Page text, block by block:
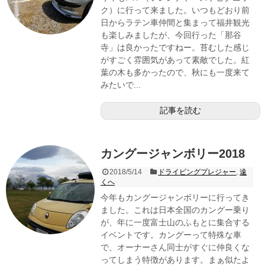
ク）に行って来ました。いつもどおり前
日からラテン車仲間と集まって福井観光
も楽しみましたが、今回行った「那谷
寺」は良かったですねー。苔むした感じ
がすごく雰囲気があって素敵でした。紅
葉の木も多かったので、秋にも一度来て
みたいで...
記事を読む
カングージャンボリー2018
2018/5/14 ドライビングプレジャー,遠
くへ
今年もカングージャンボリーに行ってき
ました。これは日本全国のカングー乗り
が、年に一度富士山のふもとに集合する
イベントです。カングーって特殊な車
で、オーナーさん同士がすぐに仲良くな
ってしまう特徴があります。まぁ似たよ